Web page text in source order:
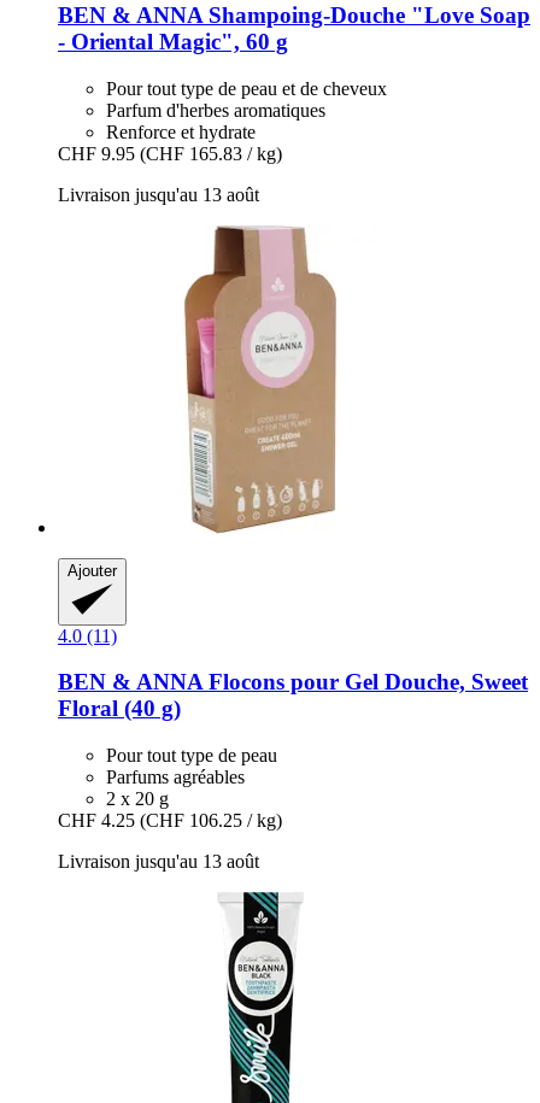
BEN & ANNA Shampoing-​Douche "Love Soap
-​ Oriental Magic", 60 g
Pour tout type de peau et de cheveux
Parfum d'herbes aromatiques
Renforce et hydrate
CHF 9.95 (CHF 165.83 / kg)
Livraison jusqu'au 13 août
Ajouter
4.0 (11)
BEN & ANNAFlocons pour Gel Douche, Sweet
Floral (40 g)
Pour tout type de peau
Parfums agréables
2 x 20 g
CHF 4.25 (CHF 106.25 / kg)
Livraison jusqu'au 13 août